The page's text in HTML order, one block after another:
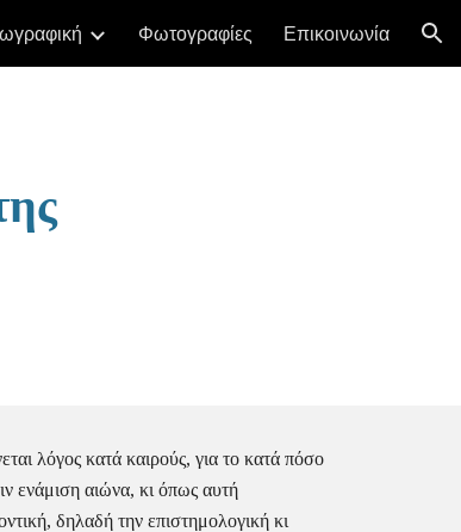
Φωτογραφίες Επικοινωνία
λόγος κατά καιρούς, για το κατά πόσο
ενάμιση αιώνα, κι όπως αυτή
δηλαδή την επιστημολογική κι